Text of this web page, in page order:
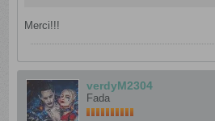
Merci!!!
verdyM2304
Fada